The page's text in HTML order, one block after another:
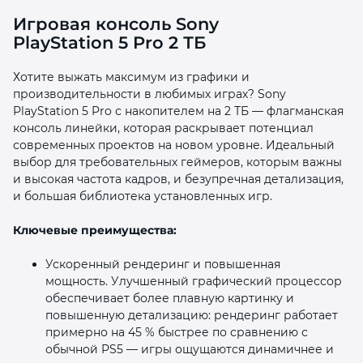
Игровая консоль Sony
PlayStation 5 Pro 2 ТБ
Хотите выжать максимум из графики и
производительности в любимых играх? Sony
PlayStation 5 Pro с накопителем на 2 ТБ — флагманская
консоль линейки, которая раскрывает потенциал
современных проектов на новом уровне. Идеальный
выбор для требовательных геймеров, которым важны
и высокая частота кадров, и безупречная детализация,
и большая библиотека установленных игр.
Ключевые преимущества:
Ускоренный рендеринг и повышенная
мощность. Улучшенный графический процессор
обеспечивает более плавную картинку и
повышенную детализацию: рендеринг работает
примерно на 45 % быстрее по сравнению с
обычной PS5 — игры ощущаются динамичнее и
раз в 2 недели